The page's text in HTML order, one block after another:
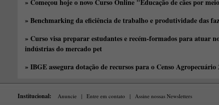
» Começou hoje o novo Curso Online "Educação de cães por
» Benchmarking da eficiência de trabalho e produtividade das
» Curso visa preparar estudantes e recém-formados para atuar
indústrias do mercado pet
» IBGE assegura dotação de recursos para o Censo Agropecuário
Institucional: Anuncie | Entre em contato | Assine nossas Newsletters